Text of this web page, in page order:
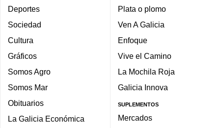
Deportes
Sociedad
Cultura
Gráficos
Somos Agro
Somos Mar
Obituarios
La Galicia Económica
Plata o plomo
Ven A Galicia
Enfoque
Vive el Camino
La Mochila Roja
Galicia Innova
SUPLEMENTOS
Mercados